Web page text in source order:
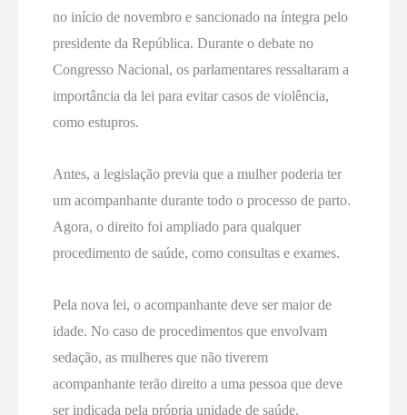
no início de novembro e sancionado na íntegra pelo
presidente da República. Durante o debate no
Congresso Nacional, os parlamentares ressaltaram a
importância da lei para evitar casos de violência,
como estupros.
Antes, a legislação previa que a mulher poderia ter
um acompanhante durante todo o processo de parto.
Agora, o direito foi ampliado para qualquer
procedimento de saúde, como consultas e exames.
Pela nova lei, o acompanhante deve ser maior de
idade. No caso de procedimentos que envolvam
sedação, as mulheres que não tiverem
acompanhante terão direito a uma pessoa que deve
ser indicada pela própria unidade de saúde.